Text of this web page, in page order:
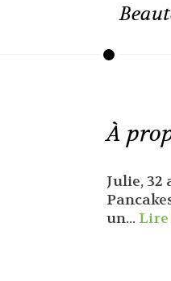
À
Julie, 32
un... Lire